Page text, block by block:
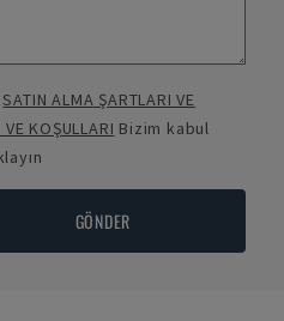
SATIN ALMA ŞARTLARI VE
KOŞULLARI Bizim kabul
GÖNDER